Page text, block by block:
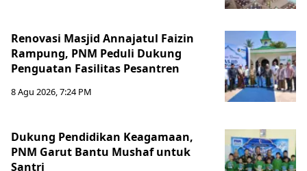
Renovasi Masjid Annajatul Faizin
Rampung, PNM Peduli Dukung
Penguatan Fasilitas Pesantren
8 Agu 2026, 7:24 PM
Dukung Pendidikan Keagamaan,
PNM Garut Bantu Mushaf untuk
Santri